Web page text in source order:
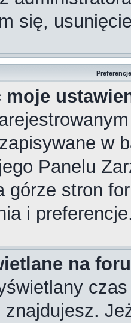
się,
moje
w
Panelu
górze stron
i
na